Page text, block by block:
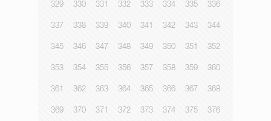
329 330 331 332 333 334 335 336
337 338 339 340 341 342 343 344
345 346 347 348 349 350 351 352
353 354 355 356 357 358 359 360
361 362 363 364 365 366 367 368
369 370 371 372 373 374 375 376